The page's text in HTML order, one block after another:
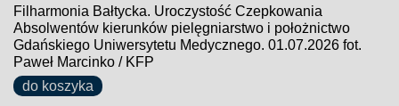
Filharmonia Bałtycka. Uroczystość Czepkowania
Absolwentów kierunków pielęgniarstwo i położnictwo
Gdańskiego Uniwersytetu Medycznego. 01.07.2026 fot.
Paweł Marcinko / KFP
do koszyka